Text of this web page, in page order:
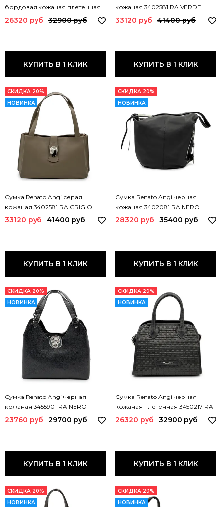
бордовая кожаная плетенная
3450217 RA BORDO
26320 руб 32900 руб
КУПИТЬ В 1 КЛИК
кожаная 3402581 RA VERDE
33120 руб 41400 руб
КУПИТЬ В 1 КЛИК
СКИДКА 20%
НОВИНКА
Сумка Renato Angi серая
кожаная 3402581 RA GRIGIO
33120 руб 41400 руб
КУПИТЬ В 1 КЛИК
СКИДКА 20%
НОВИНКА
Сумка Renato Angi черная
кожаная 3402081 RA NERO
28320 руб 35400 руб
КУПИТЬ В 1 КЛИК
СКИДКА 20%
НОВИНКА
Сумка Renato Angi черная
кожаная 3455901 RA NERO
23760 руб 29700 руб
КУПИТЬ В 1 КЛИК
СКИДКА 20%
НОВИНКА
Сумка Renato Angi черная
кожаная плетенная 3450217 RA
NERO
26320 руб 32900 руб
КУПИТЬ В 1 КЛИК
СКИДКА 20%
НОВИНКА
СКИДКА 20%
НОВИНКА